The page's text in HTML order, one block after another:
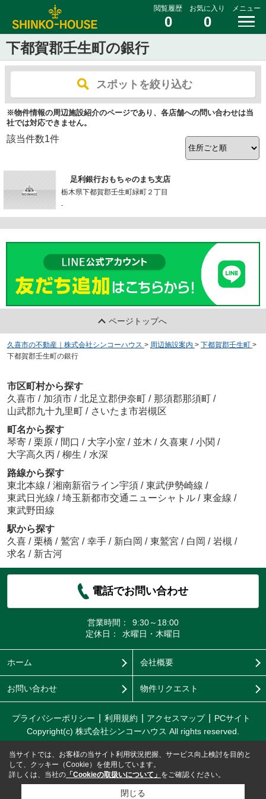
閲覧履歴
0
お気に入り
0
メニュー
下都賀郡壬生町の銀行
スポットを絞り込む
※物件情報の周辺施設紹介のページであり、各店舗への問い合わせは当
社では対応できません。
該当件数1件
足利銀行おもちゃのまち支店
栃木県下都賀郡壬生町緑町２丁目
-
ページトップへ
久喜市の不動産｜株式会社シンコーハウス > 周辺施設案内 > 下都賀郡壬生町 >
下都賀郡壬生町の銀行
市区町村から探す
久喜市 / 加須市 / 北足立郡伊奈町 / 那須郡那須町 /
山武郡九十九里町 / さいたま市岩槻区
町名から探す
琴寄 / 栗原 / 間口 / 大字小室 / 並木 / 久喜東 / 小関 /
大字高久丙 / 柳生 / 水深
路線から探す
東北本線 / 湘南新宿ライン宇須 / 東武伊勢崎線 /
東武日光線 / 埼玉新都市交通ニューシャトル / 東金線 /
東武野田線
駅から探す
久喜 / 栗橋 / 鷲宮 / 幸手 / 新白岡 / 東鷲宮 / 白岡 / 岩槻 /
求名 / 新古河
電話でお問い合わせ
営業時間：
9:30～18:00
定休日：
水曜日・木曜日
ホーム 会社概要
お問い合わせ 物件リクエスト
プライバシーポリシー 利用規約 アクセスマップ
PCサイト
Copyright(c) 株式会社シンコーハウス All rights reserved.
当サイトでは、お客様の当サイト利用状況把握、サービス向上検討を目的と
して、クッキー（Cookie）を使用しています。
詳しくは、当社の 「Cookieの取扱いについて」 をご確認ください。
閉じる